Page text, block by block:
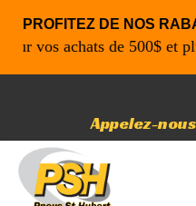
PROFITEZ DE NOS
achats de 500$ et plus
Appelez-